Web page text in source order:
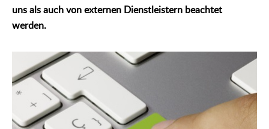
uns als auch von externen Dienstleistern beachtet
werden.